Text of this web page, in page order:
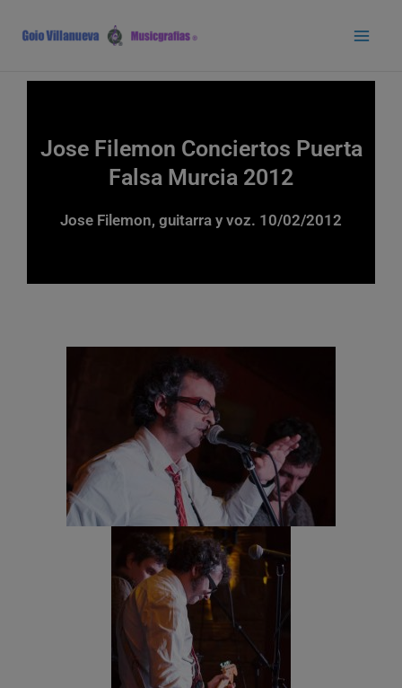
contenido
Jose Filemon Conciertos Puerta
Falsa Murcia 2012
Jose Filemon, guitarra y voz. 10/02/2012